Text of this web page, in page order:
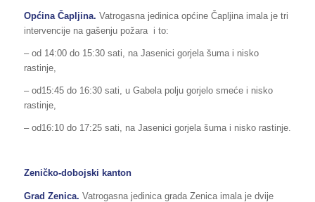
Općina Čapljina. Vatrogasna jedinica općine Čapljina imala je tri
intervencije na gašenju požara i to:
– od 14:00 do 15:30 sati, na Jasenici gorjela šuma i nisko
rastinje,
– od15:45 do 16:30 sati, u Gabela polju gorjelo smeće i nisko
rastinje,
– od16:10 do 17:25 sati, na Jasenici gorjela šuma i nisko rastinje.
Zeničko-dobojski kanton
Grad Zenica. Vatrogasna jedinica grada Zenica imala je dvije